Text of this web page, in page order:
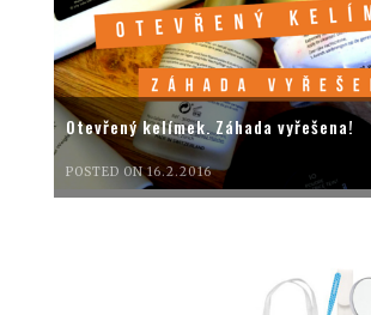
Otevřený kelímek. Záhada vyřešena!
POSTED ON 16.2.2016